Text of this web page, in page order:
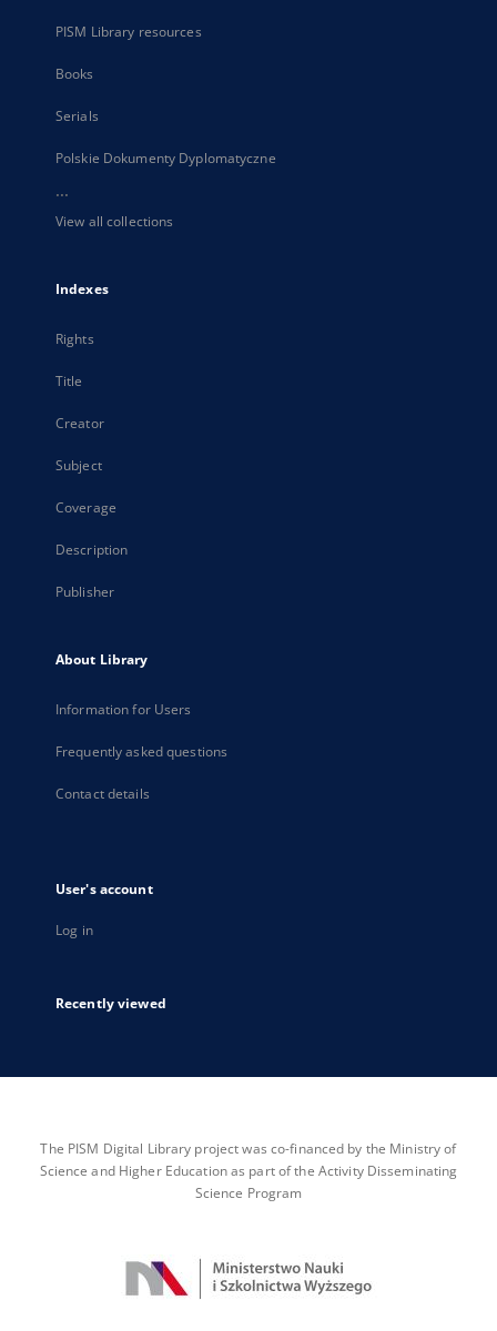
PISM Library resources
Books
Serials
Polskie Dokumenty Dyplomatyczne
...
View all collections
Indexes
Rights
Title
Creator
Subject
Coverage
Description
Publisher
About Library
Information for Users
Frequently asked questions
Contact details
User's account
Log in
Recently viewed
The PISM Digital Library project was co-financed by the Ministry of
Science and Higher Education as part of the Activity Disseminating
Science Program